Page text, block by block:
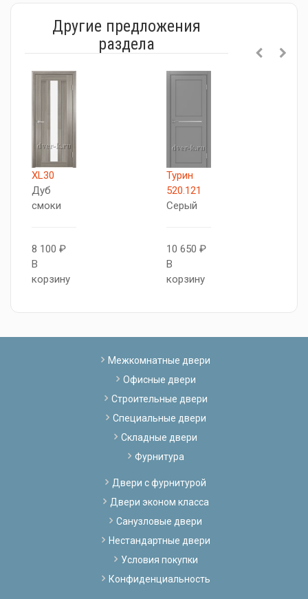
Другие предложения
раздела
XL30
Дуб
смоки
8 100 ₽
В
корзину
Турин
520.121
Серый
10 650 ₽
В
корзину
Межкомнатные двери
Офисные двери
Строительные двери
Специальные двери
Складные двери
Фурнитура
Двери с фурнитурой
Двери эконом класса
Санузловые двери
Нестандартные двери
Условия покупки
Конфиденциальность